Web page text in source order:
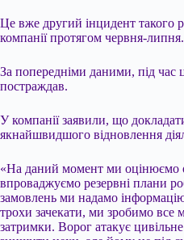
Це вже другий інцидент такого
компанії протягом червня-липня.
За попередніми даними, під час
постраждав.
У компанії заявили, що
якнайшвидшого відновлення
«На даний момент ми оцінюємо
впроваджуємо резервні плани
замовлень ми надамо
трохи зачекати, ми зробимо
затримки. Ворог атакує